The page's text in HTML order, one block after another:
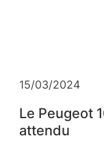
15/03/2024
Le Peugeot
attendu